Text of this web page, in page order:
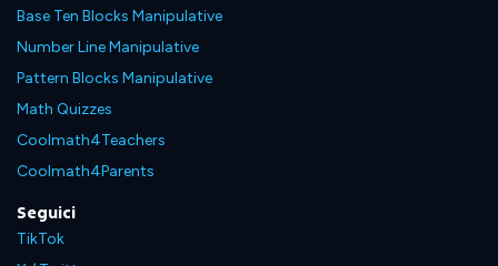
Base Ten Blocks Manipulative
Number Line Manipulative
Pattern Blocks Manipulative
Math Quizzes
Coolmath4Teachers
Coolmath4Parents
Seguici
TikTok